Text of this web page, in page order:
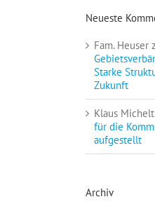
Neueste
Fam. Heuser
Starke
Zukunft
Klaus Michelt
für die
aufgestellt
Archiv